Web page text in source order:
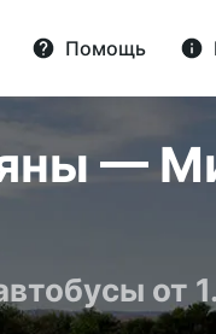
Помощь
—
от